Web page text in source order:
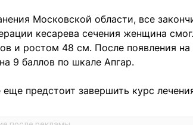
Московской области, все
кесарева сечения женщина
и ростом 48 см. После появления на
9 баллов по шкале Апгар.
предстоит завершить курс